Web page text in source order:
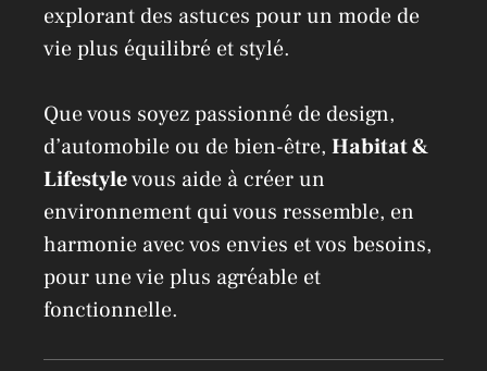
explorant des astuces pour un mode de
vie plus équilibré et stylé.
Que vous soyez passionné de design,
d’automobile ou de bien-être, Habitat &
Lifestylevous aide à créer un
environnement qui vous ressemble, en
harmonie avec vos envies et vos besoins,
pour une vie plus agréable et
fonctionnelle.